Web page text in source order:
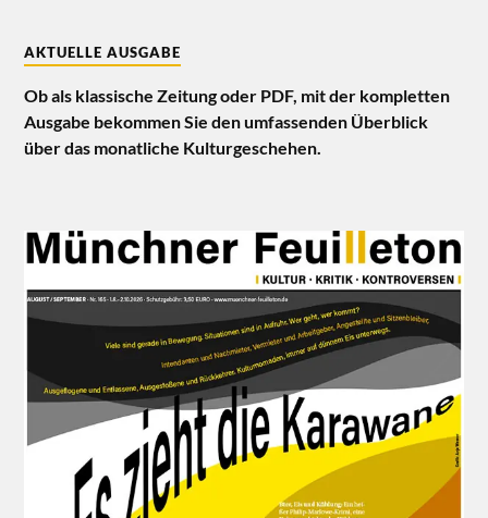
AKTUELLE AUSGABE
Ob als klassische Zeitung oder PDF, mit der kompletten
Ausgabe bekommen Sie den umfassenden Überblick
über das monatliche Kulturgeschehen.